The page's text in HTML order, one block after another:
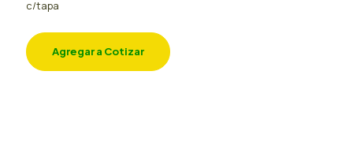
c/tapa
Agregar a Cotizar